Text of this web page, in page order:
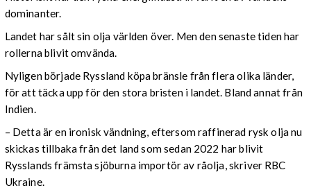
dominanter.
Landet har sålt sin olja världen över. Men den senaste tiden har
rollerna blivit omvända.
Nyligen började Ryssland köpa bränsle från flera olika länder,
för att täcka upp för den stora bristen i landet. Bland annat från
Indien.
– Detta är en ironisk vändning, eftersom raffinerad rysk olja nu
skickas tillbaka från det land som sedan 2022 har blivit
Rysslands främsta sjöburna importör av råolja, skriver RBC
Ukraine.